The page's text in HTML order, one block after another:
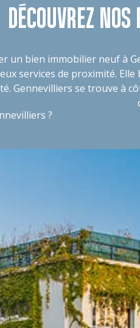
DÉCOUVREZ
un bien immobilier neuf à
services de proximité.
Gennevilliers se trouve à
?